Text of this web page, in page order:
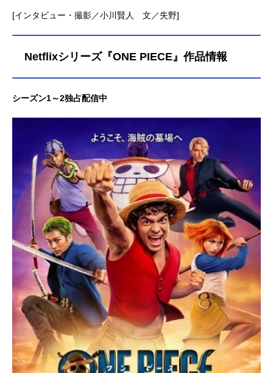
[インタビュー・撮影／小川賢人 文／失野]
Netflixシリーズ『ONE PIECE』作品情報
シーズン1～2独占配信中